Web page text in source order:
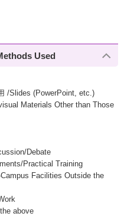
Used
/Slides (PowerPoint, etc.)
Materials Other than Those
Debate
Practical Training
Facilities Outside the
above